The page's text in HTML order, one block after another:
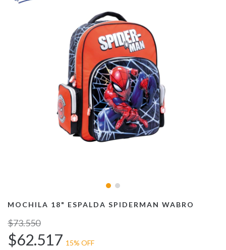
MOCHILA 18" ESPALDA SPIDERMAN WABRO
$73.550
$62.517 15% OFF